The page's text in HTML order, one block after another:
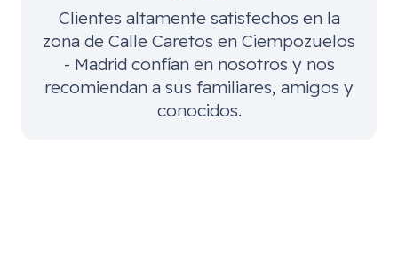
Clientes altamente satisfechos en la
zona de Calle Caretos en Ciempozuelos
- Madridconfían en nosotros y nos
recomiendan a sus familiares, amigos y
conocidos.